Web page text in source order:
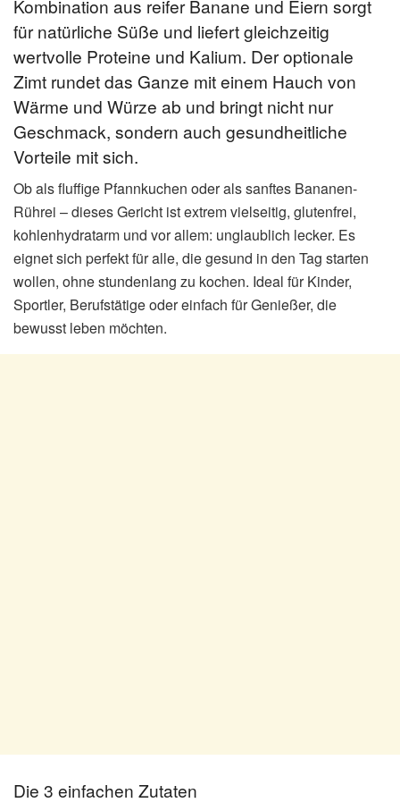
Kombination aus reifer Banane und Eiern sorgt
für natürliche Süße und liefert gleichzeitig
wertvolle Proteine und Kalium. Der optionale
Zimt rundet das Ganze mit einem Hauch von
Wärme und Würze ab und bringt nicht nur
Geschmack, sondern auch gesundheitliche
Vorteile mit sich.
Ob als fluffige Pfannkuchen oder als sanftes Bananen-
Rührei – dieses Gericht ist extrem vielseitig, glutenfrei,
kohlenhydratarm und vor allem: unglaublich lecker. Es
eignet sich perfekt für alle, die gesund in den Tag starten
wollen, ohne stundenlang zu kochen. Ideal für Kinder,
Sportler, Berufstätige oder einfach für Genießer, die
bewusst leben möchten.
Die 3 einfachen Zutaten